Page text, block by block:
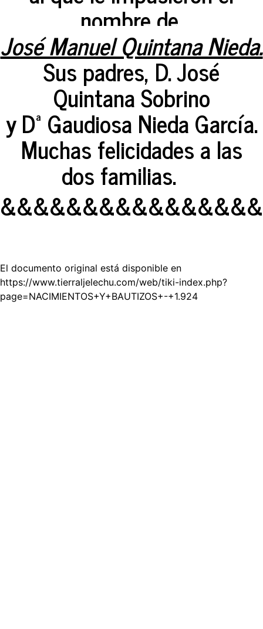
nombre de,
José Manuel Quintana Nieda.
Sus padres, D. José
Quintana Sobrino
y Dª Gaudiosa Nieda García.
Muchas felicidades a las
dos familias.
El documento original está disponible en
https://www.tierraljelechu.com/web/tiki-index.php?
page=NACIMIENTOS+Y+BAUTIZOS+-+1.924